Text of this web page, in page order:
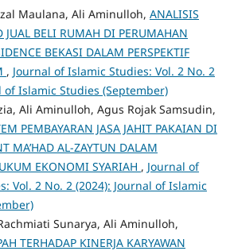
Maulana, Ali Aminulloh, ANALISIS
JUAL BELI RUMAH DI PERUMAHAN
BEKASI DALAM PERSPEKTIF
, Journal of Islamic Studies: Vol. 2 No. 2
of Islamic Studies (September)
Ali Aminulloh, Agus Rojak Samsudin,
PEMBAYARAN JASA JAHIT PAKAIAN DI
MA’HAD AL-ZAYTUN DALAM
EKONOMI SYARIAH , Journal of
Vol. 2 No. 2 (2024): Journal of Islamic
Sunarya, Ali Aminulloh,
TERHADAP KINERJA KARYAWAN